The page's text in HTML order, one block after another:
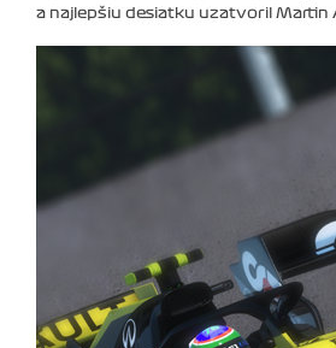
a najlepšiu desiatku uzatvoril Martin